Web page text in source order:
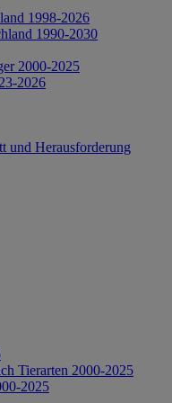
1998-2026
1990-2030
2000-2025
2026
und Herausforderung
Tierarten 2000-2025
2025